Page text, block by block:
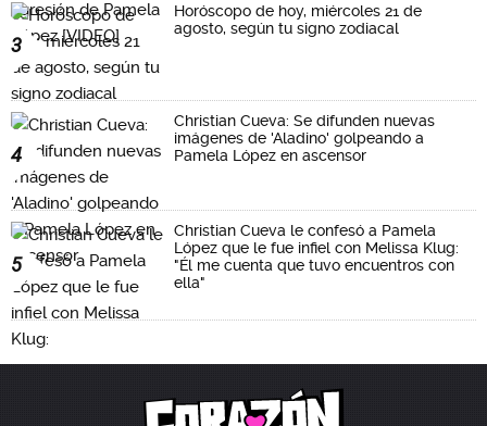
3
Horóscopo de hoy, miércoles 21 de
agosto, según tu signo zodiacal
4
Christian Cueva: Se difunden nuevas
imágenes de 'Aladino' golpeando a
Pamela López en ascensor
5
Christian Cueva le confesó a Pamela
López que le fue infiel con Melissa Klug:
"Él me cuenta que tuvo encuentros con
ella"